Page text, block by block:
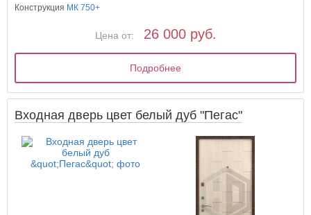
Конструкция МК 750+
Цена от: 26 000 руб.
Подробнее
Входная дверь цвет белый дуб "Пегас"